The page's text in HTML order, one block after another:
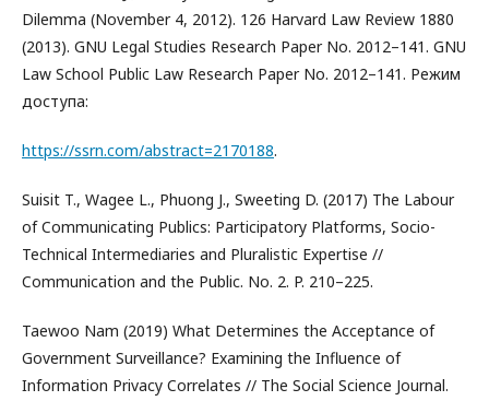
Dilemma (November 4, 2012). 126 Harvard Law Review 1880
(2013). GNU Legal Studies Research Paper No. 2012–141. GNU
Law School Public Law Research Paper No. 2012–141. Режим
доступа:
https://ssrn.com/abstract=2170188.
Suisit T., Wagee L., Phuong J., Sweeting D. (2017) The Labour
of Communicating Publics: Participatory Platforms, Socio-
Technical Intermediaries and Pluralistic Expertise //
Communication and the Public. No. 2. P. 210–225.
Taewoo Nam (2019) What Determines the Acceptance of
Government Surveillance? Examining the Influence of
Information Privacy Correlates // The Social Science Journal.